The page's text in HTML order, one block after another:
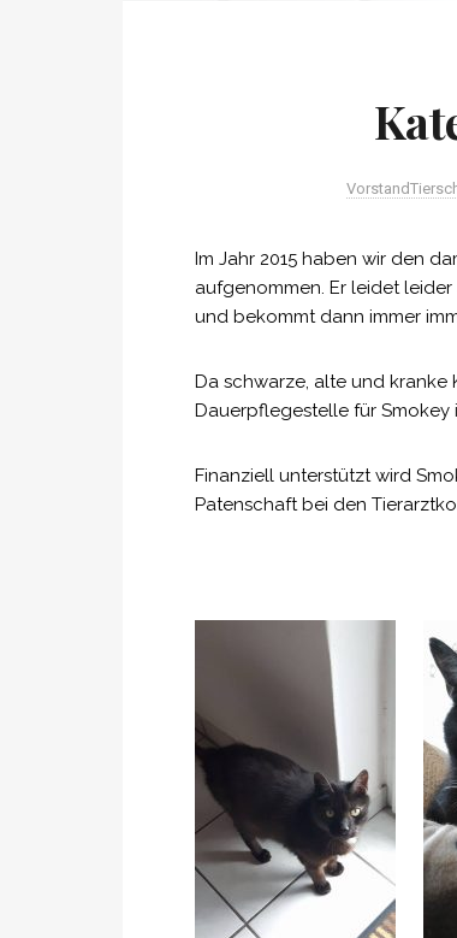
Im Jahr 2015 haben wir den
aufgenommen. Er leidet
und bekommt dann immer
Da schwarze, alte und kranke
Dauerpflegestelle für Smokey
Finanziell unterstützt wird
Patenschaft bei den